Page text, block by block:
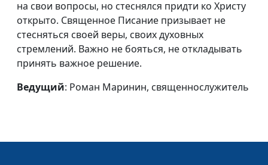
священнослужитель
Невидимая защита
(весна)
Роман Маринин,
священнослужитель
Борьба с искушением
Роман Маринин,
Борьба с искушением
Роман Маринин,
#102
на свои вопросы, но стеснялся придти ко Христу
открыто. Священное Писание призывает не
стесняться своей веры, своих духовных
стремлений. Важно не бояться, не откладывать
принять важное решение.
Ведущий: Роман Маринин, священнослужитель